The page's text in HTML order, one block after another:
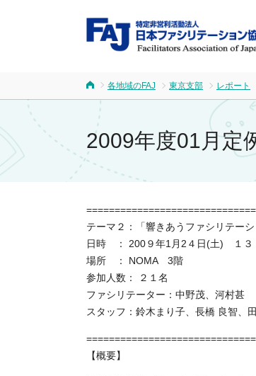
各地域のFAJ 東京支部 レポート
2009年度01月定
テーマ２：「響きあうファシリテーシ
日時 ： 200９年1月2４日(土) １３
場所 ： NOMA 3階
参加人数： ２１名
ファシリテーター：中野茂、河村甚
スタッフ：鈴木まり子、長橋 良智、
【概要】